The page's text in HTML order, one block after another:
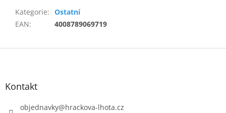
Kategorie: Ostatní
EAN: 4008789069719
Z
Kontakt
objednavky@hrackova-lhota.cz